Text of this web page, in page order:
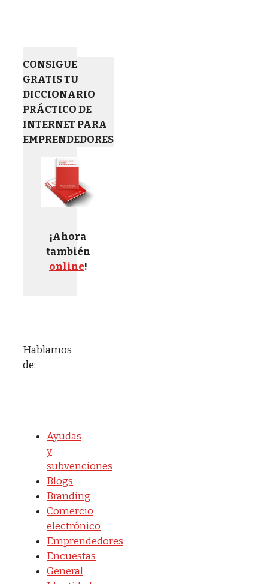
CONSIGUE
GRATIS TU
DICCIONARIO
PRÁCTICO DE
INTERNET PARA
EMPRENDEDORES
¡Ahora
también
online!
Hablamos
de:
Ayudas
y
subvenciones
Blogs
Branding
Comercio
electrónico
Emprendedores
Encuestas
General